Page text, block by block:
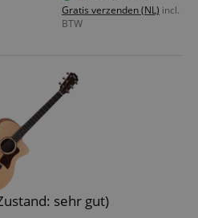
Gratis verzenden (NL) incl.
BTW
sehr gut)